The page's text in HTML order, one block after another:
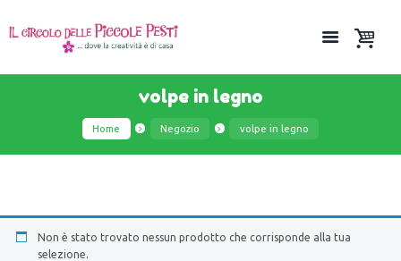
volpe in legno
Home Negozio volpe in legno
Non è stato trovato nessun prodotto che corrisponde alla tua
selezione.